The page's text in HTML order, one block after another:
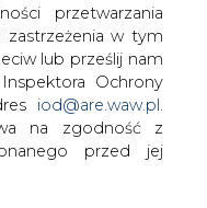
przetwarzania
w tym
lub prześlij nam
Ochrony
iod@are.waw.pl
na zgodność z
przed jej
Ministerstwa
na utrzymanie
Tomasz Zadroga.
że taki obrót sprawy
, iż wyboru Zadrogi
nie spodziewał biorąc
socjologiczne
doświadczenia w